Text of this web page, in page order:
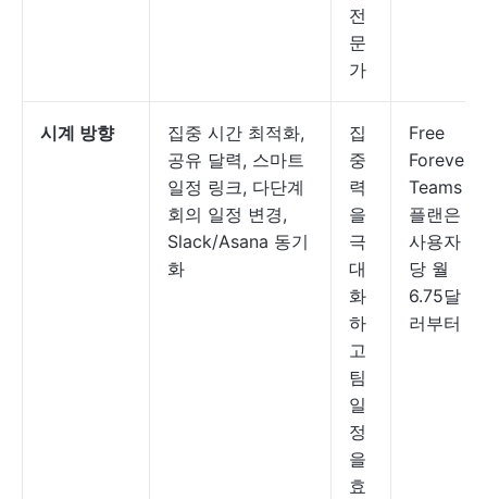
전
문
가
시계 방향
집중 시간 최적화,
공유 달력, 스마트
일정 링크, 다단계
회의 일정 변경,
Slack/Asana 동기
화
집
중
력
을
극
대
화
하
고
팀
일
정
을
효
Free
Forever;
Teams
플랜은
사용자
당 월
6.75달
러부터